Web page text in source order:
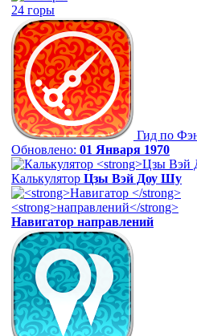
24 горы
Гид по
Обновлено: 01 Января 1970
Калькулятор Цзы Вэй Доу Шу
Навигатор направлений